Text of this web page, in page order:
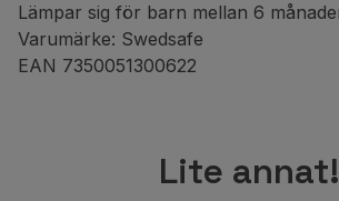
Lämpar sig för barn mellan 6
Varumärke: Swedsafe
EAN 7350051300622
Lite annat!